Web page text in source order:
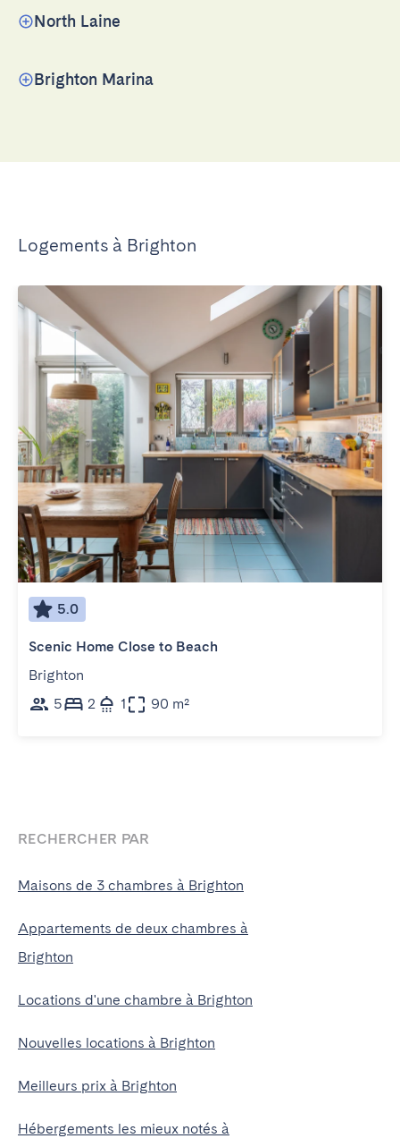
North Laine
Brighton Marina
Logements à Brighton
5.0
Scenic Home Close to Beach
Brighton
5
2 1 90 m²
RECHERCHER PAR
Maisons de 3 chambres à Brighton
Appartements de deux chambres à
Brighton
Locations d'une chambre à Brighton
Nouvelles locations à Brighton
Meilleurs prix à Brighton
Hébergements les mieux notés à